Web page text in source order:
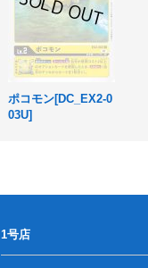
ポコモン[DC_EX2-0
03U]
1号店